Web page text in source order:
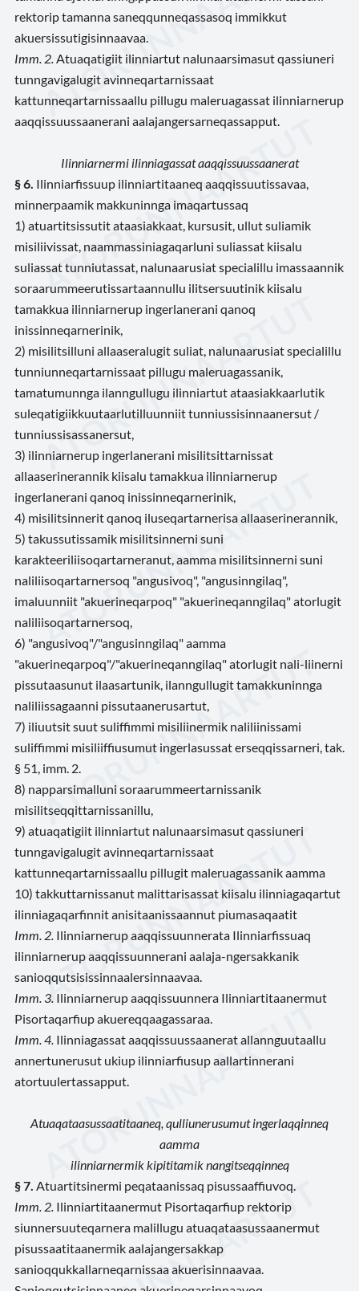
rektorip tamanna saneqqunneqassasoq immikkut
akuersissutigisinnaavaa.
Imm. 2. Atuaqatigiit ilinniartut nalunaarsimasut qassiuneri
tunngavigalugit avinneqartarnissaat
kattunneqartarnissaallu pillugu maleruagassat ilinniarnerup
aaqqissuussaanerani aalajangersarneqassapput.
Ilinniarnermi ilinniagassat aaqqissuussaanerat
§ 6. Ilinniarfissuup ilinniartitaaneq aaqqissuutissavaa,
minnerpaamik makkuninnga imaqartussaq
1) atuartitsissutit ataasiakkaat, kursusit, ullut suliamik
misiliivissat, naammassiniagaqarluni suliassat kiisalu
suliassat tunniutassat, nalunaarusiat specialillu imassaannik
soraarummeerutissartaannullu ilitsersuutinik kiisalu
tamakkua ilinniarnerup ingerlanerani qanoq
inissinneqarnerinik,
2) misilitsilluni allaaseralugit suliat, nalunaarusiat specialillu
tunniunneqartarnissaat pillugu maleruagassanik,
tamatumunnga ilanngullugu ilinniartut ataasiakkaarlutik
suleqatigiikkuutaarlutilluunniit tunniussisinnaanersut /
tunniussisassanersut,
3) ilinniarnerup ingerlanerani misilitsittarnissat
allaaserinerannik kiisalu tamakkua ilinniarnerup
ingerlanerani qanoq inissinneqarnerinik,
4) misilitsinnerit qanoq iluseqartarnerisa allaaserinerannik,
5) takussutissamik misilitsinnerni suni
karakteeriliisoqartarneranut, aamma misilitsinnerni suni
naliliisoqartarnersoq "angusivoq", "angusinngilaq",
imaluunniit "akuerineqarpoq" "akuerineqanngilaq" atorlugit
naliliisoqartarnersoq,
6) "angusivoq"/"angusinngilaq" aamma
"akuerineqarpoq"/"akuerineqanngilaq" atorlugit nali-liinerni
pissutaasunut ilaasartunik, ilanngullugit tamakkuninnga
naliliissagaanni pissutaanerusartut,
7) iliuutsit suut suliffimmi misiliinermik naliliinissami
suliffimmi misiliiffiusumut ingerlasussat erseqqissarneri, tak.
§ 51, imm. 2.
8) napparsimalluni soraarummeertarnissanik
misilitseqqittarnissanillu,
9) atuaqatigiit ilinniartut nalunaarsimasut qassiuneri
tunngavigalugit avinneqartarnissaat
kattunneqartarnissaallu pillugit maleruagassanik aamma
10) takkuttarnissanut malittarisassat kiisalu ilinniagaqartut
ilinniagaqarfinnit anisitaanissaannut piumasaqaatit
Imm. 2. Ilinniarnerup aaqqissuunnerata Ilinniarfissuaq
ilinniarnerup aaqqissuunnerani aalaja-ngersakkanik
sanioqqutsisissinnaalersinnaavaa.
Imm. 3. Ilinniarnerup aaqqissuunnera Ilinniartitaanermut
Pisortaqarfiup akuereqqaagassaraa.
Imm. 4. Ilinniagassat aaqqissuussaanerat allannguutaallu
annertunerusut ukiup ilinniarfiusup aallartinnerani
atortuulertassapput.
Atuaqataasussaatitaaneq, qulliunerusumut ingerlaqqinneq
aamma
ilinniarnermik kipititamik nangitseqqinneq
§ 7. Atuartitsinermi peqataanissaq pisussaaffiuvoq.
Imm. 2. Ilinniartitaanermut Pisortaqarfiup rektorip
siunnersuuteqarnera malillugu atuaqataasussaanermut
pisussaatitaanermik aalajangersakkap
sanioqqukkallarneqarnissaa akuerisinnaavaa.